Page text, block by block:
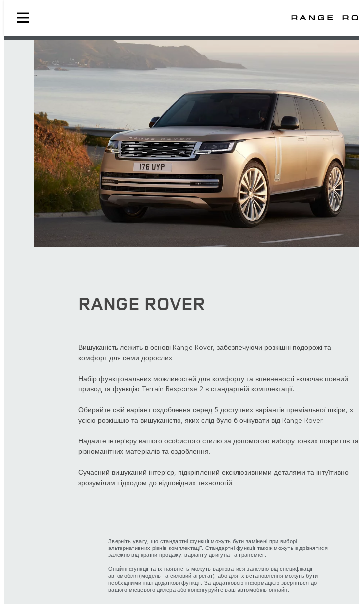
RANGE ROVER
Вишуканість лежить в основі Range Rover, забезпечуючи розкішні подорожі та
комфорт для семи дорослих.
Набір функціональних можливостей для комфорту та впевненості включає повний
привод та функцію Terrain Response 2 в стандартній комплектації.
Обирайте свій варіант оздоблення серед 5 доступних варіантів преміальної шкіри, з
усією розкішшю та вишуканістю, яких слід було б очікувати від Range Rover.
Надайте інтер’єру вашого особистого стилю за допомогою вибору тонких покриттів та
різноманітних матеріалів та оздоблення.
Сучасний вишуканий інтер’єр, підкріплений ексклюзивними деталями та інтуїтивно
зрозумілим підходом до відповідних технологій.
Зверніть увагу, що стандартні функції можуть бути замінені при виборі
альтернативних рівнів комплектації. Стандартні функції також можуть відрізнятися
залежно від країни продажу, варіанту двигуна та трансмісії.
Опційні функції та їх наявність можуть варіюватися залежно від специфікації
автомобіля (модель та силовий агрегат), або для їх встановлення можуть бути
необхідними інші додаткові функції. За додатковою інформацією зверніться до
вашого місцевого дилера або конфігуруйте ваш автомобіль онлайн.